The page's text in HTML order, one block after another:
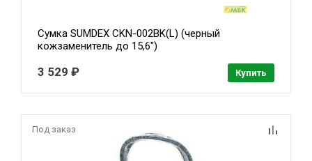
Сумка SUMDEX CKN-002BK(L) (черный
кожзаменитель до 15,6")
3 529 ₽ Купить
Под заказ